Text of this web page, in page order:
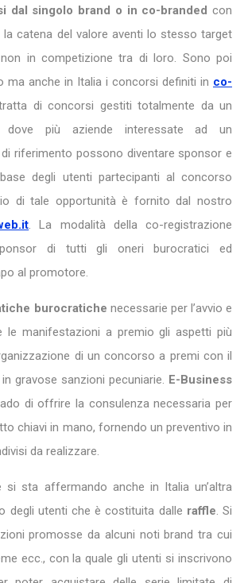
dal singolo brand o in co-branded con
la catena del valore aventi lo stesso target
in competizione tra di loro. Sono poi
ma anche in Italia i concorsi definiti in co-
di concorsi gestiti totalmente da un
dove più aziende interessate ad un
riferimento possono diventare sponsor e
degli utenti partecipanti al concorso
di tale opportunità è fornito dal nostro
. La modalità della co-registrazione
di tutti gli oneri burocratici ed
al promotore.
burocratiche necessarie per l’avvio e
le manifestazioni a premio gli aspetti più
di un concorso a premi con il
gravose sanzioni pecuniarie. E-Business
di offrire la consulenza necessaria per
chiavi in mano, fornendo un preventivo in
da realizzare.
si sta affermando anche in Italia un’altra
degli utenti che è costituita dalle raffle. Si
promosse da alcuni noti brand tra cui
ecc., con la quale gli utenti si inscrivono